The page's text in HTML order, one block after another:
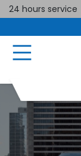
24 hours service